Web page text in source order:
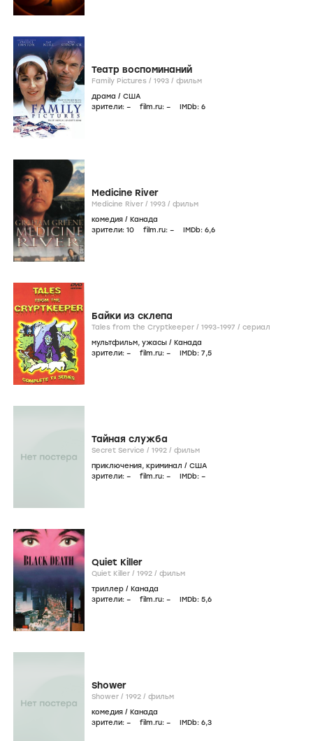
Театр воспоминаний
Family Pictures / 1993 / фильм
драма / США
зрители: – film.ru: – IMDb: 6
Medicine River
Medicine River / 1993 / фильм
комедия / Канада
зрители: 10 film.ru: – IMDb: 6,6
Байки из склепа
Tales from the Cryptkeeper / 1993-1997 / сериал
мультфильм, ужасы / Канада
зрители: – film.ru: – IMDb: 7,5
Тайная служба
Secret Service / 1992 / фильм
приключения, криминал / США
зрители: – film.ru: – IMDb: –
Quiet Killer
Quiet Killer / 1992 / фильм
триллер / Канада
зрители: – film.ru: – IMDb: 5,6
Shower
Shower / 1992 / фильм
комедия / Канада
зрители: – film.ru: – IMDb: 6,3